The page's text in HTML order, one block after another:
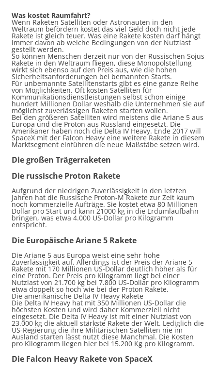
Was kostet Raumfahrt?
Wenn Raketen Satelliten oder Astronauten in den
Weltraum befördern kostet das viel Geld doch nicht jede
Rakete ist gleich teuer. Was eine Rakete kosten darf hängt
immer davon ab welche Bedingungen von der Nutzlast
gestellt werden.
So können Menschen derzeit nur von der Russischen Sojus
Rakete in den Weltraum fliegen, diese Monopolstellung
wirkt sich ebenso auf den Preis aus, wie die hohen
Sicherheitsanforderungen bei bemannten Starts.
Für unbemannte Satellitenstarts gibt es eine ganze Reihe
von Möglichkeiten. Oft kosten Satelliten für
Kommunikationsdienstleistungen selbst schon einige
hundert Millionen Dollar weshalb die Unternehmen sie auf
möglichst zuverlässigen Raketen starten wollen.
Bei den größeren Satelliten wird meistens die Ariane 5 aus
Europa und die Proton aus Russland eingesetzt. Die
Amerikaner haben noch die Delta IV Heavy. Ende 2017 will
SpaceX mit der Falcon Heavy eine weitere Rakete in diesem
Marktsegment einführen die neue Maßstäbe setzen wird.
Die großen Trägerraketen
Die russische Proton Rakete
Aufgrund der niedrigen Zuverlässigkeit in den letzten
Jahren hat die Russische Proton-M Rakete zur Zeit kaum
noch kommerzielle Aufträge. Sie kostet etwa 80 Millionen
Dollar pro Start und kann 21000 kg in die Erdumlaufbahn
bringen, was etwa 4.000 US-Dollar pro Kilogramm
entspricht.
Die Europäische Ariane 5 Rakete
Die Ariane 5 aus Europa weist eine sehr hohe
Zuverlässigkeit auf. Allerdings ist der Preis der Ariane 5
Rakete mit 170 Millionen US-Dollar deutlich höher als für
eine Proton. Der Preis pro Kilogramm liegt bei einer
Nutzlast von 21.700 kg bei 7.800 US-Dollar pro Kilogramm
etwa doppelt so hoch wie bei der Proton Rakete.
Die amerikanische Delta IV Heavy Rakete
Die Delta IV Heavy hat mit 350 Millionen US-Dollar die
höchsten Kosten und wird daher Kommerziell nicht
eingesetzt. Die Delta IV Heavy ist mit einer Nutzlast von
23.000 kg die aktuell stärkste Rakete der Welt. Lediglich die
US-Regierung die ihre Militärischen Satelliten nie im
Ausland starten lässt nutzt diese Manchmal. Die Kosten
pro Kilogramm liegen hier bei 15.200 Kg pro Kilogramm.
Die Falcon Heavy Rakete von SpaceX